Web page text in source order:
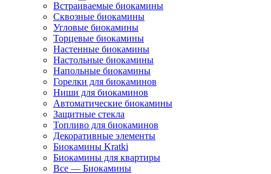
Встраиваемые биокамины
Сквозные биокамины
Угловые биокамины
Торцевые биокамины
Настенные биокамины
Настольные биокамины
Напольные биокамины
Горелки для биокаминов
Ниши для биокаминов
Автоматические биокамины
Защитные стекла
Топливо для биокаминов
Декоративные элементы
Биокамины Kratki
Биокамины для квартиры
Все — Биокамины